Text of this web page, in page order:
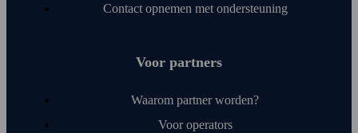
Contact opnemen met onder­steuning
Voor partners
Waarom partner worden?
Voor operators